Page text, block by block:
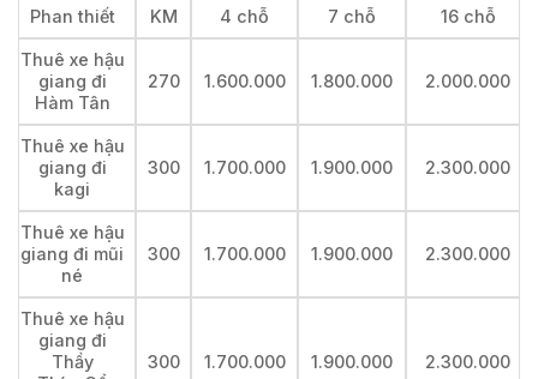
Phan thiết KM 4 chỗ 7 chỗ 16 chỗ
Thuê xe hậu
giang đi
Hàm Tân
270 1.600.000 1.800.000 2.000.000
Thuê xe hậu
giang đi
kagi
300 1.700.000 1.900.000 2.300.000
Thuê xe hậu
giang đi mũi
né
300 1.700.000 1.900.000 2.300.000
Thuê xe hậu
giang đi
Thầy
300 1.700.000 1.900.000 2.300.000